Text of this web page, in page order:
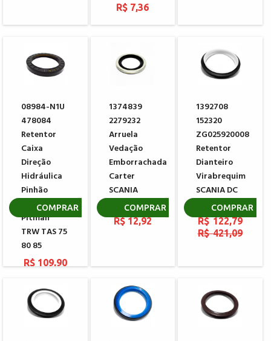
R$ 7,36
08984-N1U
478084
Retentor
Caixa
Direção
Hidráulica
Pinhão
Braço
Pitman
TRW TAS 75
80 85
R$ 109,90
COMPRAR
1374839
2279232
Arruela
Vedação
Emborrachada
Carter
SCANIA
SERIE 4 M22
R$ 12,92
COMPRAR
1392708
152320
ZG025920008
Retentor
Dianteiro
Virabrequim
SCANIA DC
9|11|12|16
R$ 122,79
R$ 421,09
COMPRAR